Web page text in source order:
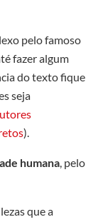
pelo famoso
fazer algum
do texto fique
seja
).
humana, pelo
que a